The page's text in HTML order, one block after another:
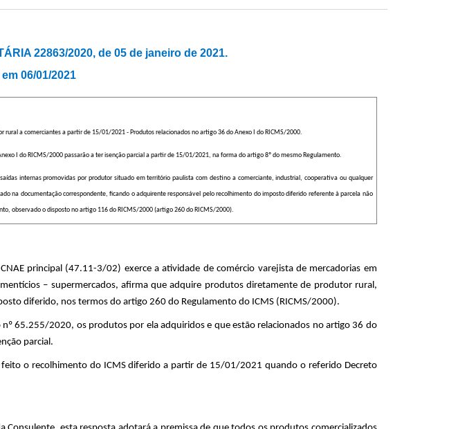
22863/2020, de 05 de janeiro de 2021.
06/01/2021
rural a comerciantes a partir de 15/01/2021 - Produtos relacionados no artigo 36 do Anexo I do RICMS/2000.
I do RICMS/2000 passarão a ter isenção parcial a partir de 15/01/2021, na forma do artigo 8º do mesmo Regulamento.
internas promovidas por produtor situado em território paulista com destino a comerciante, industrial, cooperativa ou qualquer
na documentação correspondente, ficando o adquirente responsável pelo recolhimento do imposto diferido referente à parcela não
observado o disposto no artigo 116 do RICMS/2000 (artigo 260 do RICMS/2000).
principal (47.11-3/02) exerce a atividade de comércio varejista de mercadorias em
– supermercados, afirma que adquire produtos diretamente de produtor rural,
diferido, nos termos do artigo 260 do Regulamento do ICMS (RICMS/2000).
nº 65.255/2020, os produtos por ela adquiridos e que estão relacionados no artigo 36 do
parcial.
feito o recolhimento do ICMS diferido a partir de 15/01/2021 quando o referido Decreto